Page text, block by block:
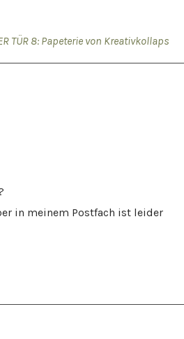
TÜR 8: Papeterie von Kreativkollaps
in meinem Postfach ist leider